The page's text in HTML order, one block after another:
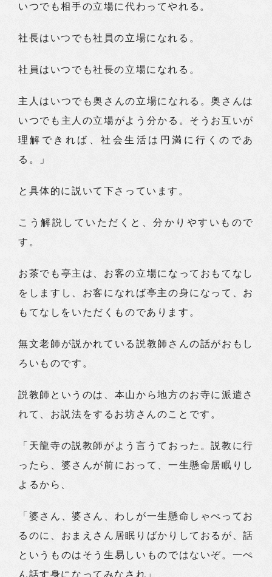
いつでも相手の立場に代わってやれる。
社長はいつでも社員の立場になれる。
社員はいつでも社長の立場になれる。
主人はいつでも奥さんの立場になれる。奥さんは
いつでも主人の立場がよう分かる。そうお互いが
理解できれば、社会生活は円満に行くのであ
る。」
と具体的に説いて下さっています。
こう解説していただくと、分かりやすいもので
す。
お茶でも亭主は、お客の立場になっておもてなし
をしますし、お客になれば亭主の身になって、お
もてなしをいただくものであります。
無文老師が説かれている説教師さんの話がおもし
ろいものです。
説教師というのは、本山から地方のお寺に派遣さ
れて、お説法をするお坊さんのことです。
「天龍寺の説教師がよう言うておった。説教に行
ったら、婆さんが前におって、一生懸命居眠りし
よるから、
「婆さん、婆さん、わしが一生懸命しゃべってお
るのに、おまえさん居眠りばかりしておるが、話
というものはそう生易しいものではないぞ。一ぺ
ん話す身になってみなされ」